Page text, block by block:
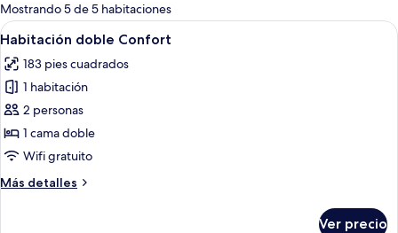
para
las
habitaciones
Mostrando 5 de 5 habitaciones
Abrir
todas
las
fotos
de
Habitación
doble
Un dormitorio con pared de piedra,
10
Habitación doble Confort
183 pies cuadrados
1 habitación
2 personas
1 cama doble
Wifi gratuito
Más detalles
Más
Ver precio